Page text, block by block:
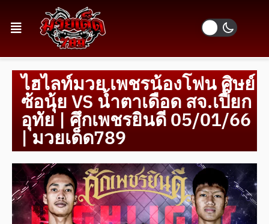
ไฮไลท์มวย เพชรน้องโฟน ศิษย์
ซ้อนุ้ย VS น้ำตาเดือด สจ.เปี๊ยก
อุทัย | ศึกเพชรยินดี 05/01/66
| มวยเด็ด789